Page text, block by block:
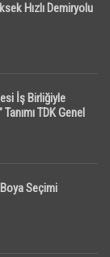
Hızlı Demiryolu
İş Birliğiyle
TDK Genel
Seçimi